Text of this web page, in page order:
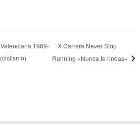
1969-
X Carrera Never Stop
Running «Nunca te rindas»